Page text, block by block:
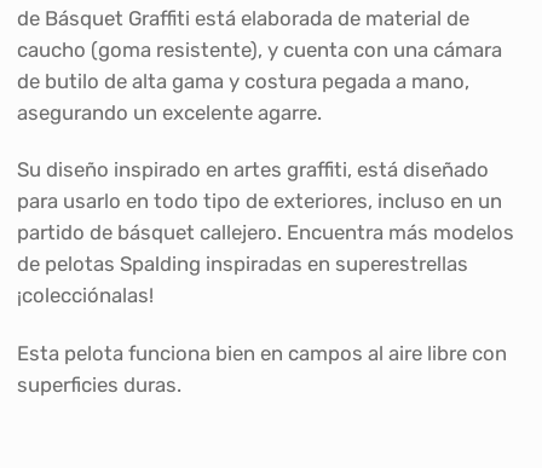
de Básquet Graffiti está elaborada de material de
caucho (goma resistente), y cuenta con una cámara
de butilo de alta gama y costura pegada a mano,
asegurando un excelente agarre.
Su diseño inspirado en artes graffiti, está diseñado
para usarlo en todo tipo de exteriores, incluso en un
partido de básquet callejero. Encuentra más modelos
de pelotas Spalding inspiradas en superestrellas
¡colecciónalas!
Esta pelota funciona bien en campos al aire libre con
superficies duras.